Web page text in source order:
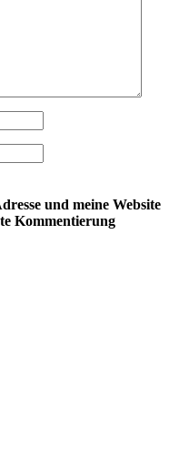
und meine Website
Kommentierung